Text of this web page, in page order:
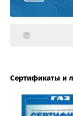
Сертификаты и